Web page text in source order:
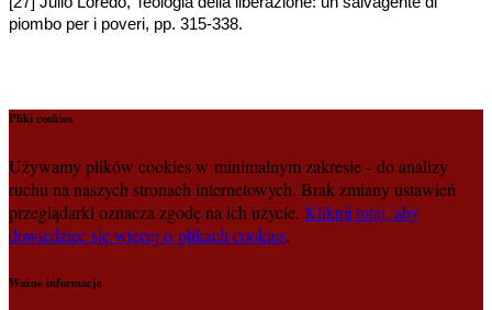
piombo per i poveri, pp. 315-338.
Pliki cookies
Używamy plików cookies w minimalnym zakresie - do analizy
ruchu na naszych stronach internetowych. Brak zmiany ustawień
przeglądarki oznacza zgodę na ich użycie. Kliknij tutaj, aby
dowiedzieć się więcej o plikach cookies.
Ważne informacje